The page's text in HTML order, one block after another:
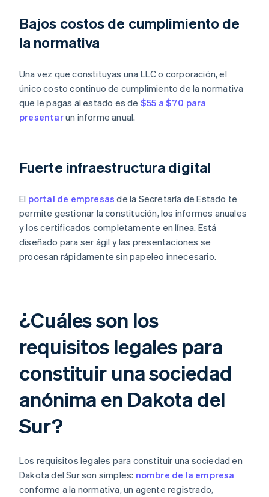
Bajos costos de cumplimiento de
la normativa
Una vez que constituyas una LLC o corporación, el
único costo continuo de cumplimiento de la normativa
que le pagas al estado es de $55 a $70 para
presentarun informe anual.
Fuerte infraestructura digital
El portal de empresas de la Secretaría de Estado te
permite gestionar la constitución, los informes anuales
y los certificados completamente en línea. Está
diseñado para ser ágil y las presentaciones se
procesan rápidamente sin papeleo innecesario.
¿Cuáles son los
requisitos legales para
constituir una sociedad
anónima en Dakota del
Sur?
Los requisitos legales para constituir una sociedad en
Dakota del Sur son simples: nombre de la empresa
conforme a la normativa, un agente registrado,